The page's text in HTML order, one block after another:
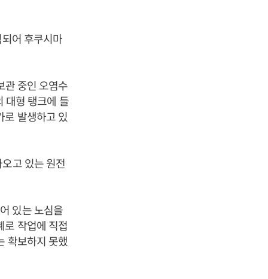
어 후쿠시마
관 중인 오염수
대형 탱크에 들
로 발생하고 있
고 있는 원전
있는 노심을
로 작업에 직접
확보하지 못했